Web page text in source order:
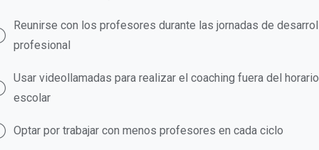
Reunirse con los profesores durante las jornadas de
profesional
Usar videollamadas para realizar el coaching fuera del horario
escolar
Optar por trabajar con menos profesores en cada ciclo